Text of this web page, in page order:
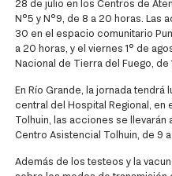
28 de julio en los Centros de
N°5 y N°9, de 8 a 20 horas. Las
30 en el espacio comunitario
a 20 horas, y el viernes 1° de
Nacional de Tierra del Fuego, de
En Río Grande, la jornada tendrá
central del Hospital Regional, en
Tolhuin, las acciones se
Centro Asistencial Tolhuin, de 9 a
Además de los testeos y la